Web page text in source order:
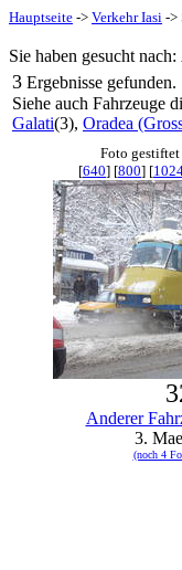
Hauptseite -> Verkehr Iasi ->
Sie haben gesucht nach:
3 Ergebnisse gefunden.
Siehe auch Fahrzeuge
Galati(3), Oradea
Foto
[640] [800] [
Anderer
3.
(noch 4